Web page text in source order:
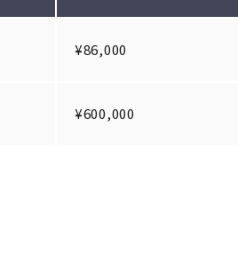
¥86,000
¥600,000